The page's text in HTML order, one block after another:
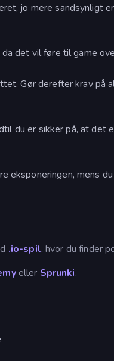
jo mere sandsynligt
det vil føre til game
Gør derefter krav på
du er sikker på, at det
mens
.io-spil, hvor du finder
eller Sprunki.